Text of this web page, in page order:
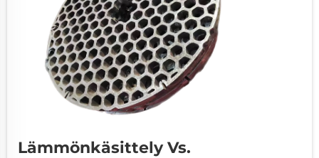
Lämmönkäsittely Vs.